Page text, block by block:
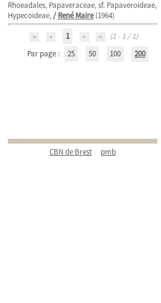
Rhoeadales, Papaveraceae, sf. Papaveroideae,
Hypecoideae,/ René Maire(1964)
1
(1 - 1 / 1)
Par page :
25 50 100 200
CBN de Brest pmb